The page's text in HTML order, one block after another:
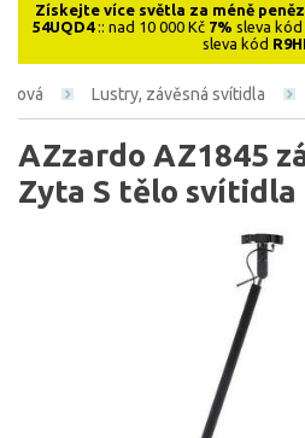
Získejte více světla za méně peněz
54UQD4:: nad 10 000 Kč 7% sleva kód
sleva kód
Lustry, závěsná svítidla
AZzardo AZ1845
Zyta S tělo svítidla